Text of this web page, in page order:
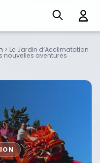
> Le Jardin d’Acclimatation
nouvelles aventures